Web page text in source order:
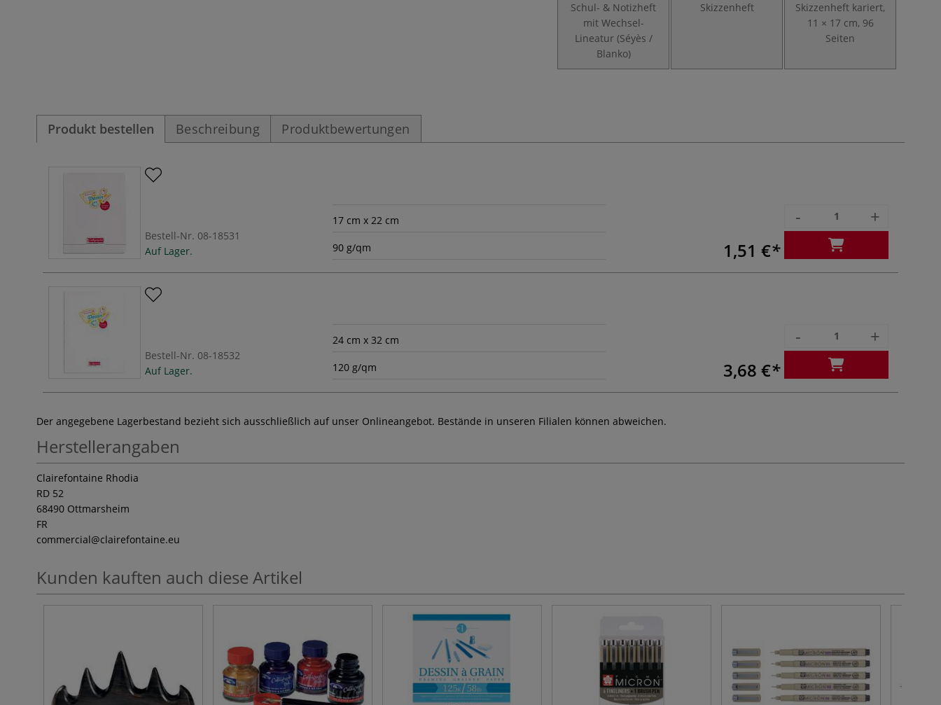
Schul- & Notizheft
mit Wechsel-
Lineatur (Séyès /
Blanko)
Skizzenheft
Skizzenheft kariert,
11 × 17 cm, 96
Seiten
Produkt bestellen Beschreibung Produktbewertungen
Bestell-Nr. 08-18531
Auf Lager.
17 cm x 22 cm
90 g/qm 1,51 €
- +
Bestell-Nr. 08-18532
Auf Lager.
24 cm x 32 cm
120 g/qm 3,68 €
- +
Der angegebene Lagerbestand bezieht sich ausschließlich auf unser Onlineangebot. Bestände in unseren Filialen können abweichen.
Herstellerangaben
Clairefontaine Rhodia
RD 52
68490 Ottmarsheim
FR
commercial@clairefontaine.eu
Kunden kauften auch diese Artikel